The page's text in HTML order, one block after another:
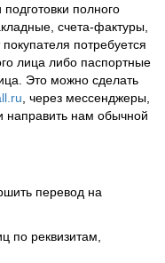
полного
счета-фактуры,
потребуется
лица либо паспортные
Это можно сделать
, через мессенджеры,
направить нам обычной
перевод на
по реквизитам,